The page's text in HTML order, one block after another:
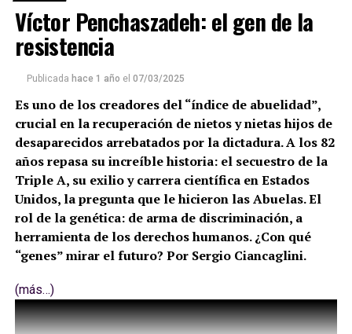
Víctor Penchaszadeh: el gen de la
resistencia
Publicada hace 1 año el 07/03/2025
Es uno de los creadores del “índice de abuelidad”,
crucial en la recuperación de nietos y nietas hijos de
desaparecidos arrebatados por la dictadura. A los 82
años repasa su increíble historia: el secuestro de la
Triple A, su exilio y carrera científica en Estados
Unidos, la pregunta que le hicieron las Abuelas. El
rol de la genética: de arma de discriminación, a
herramienta de los derechos humanos. ¿Con qué
“genes” mirar el futuro? Por Sergio Ciancaglini.
(más…)